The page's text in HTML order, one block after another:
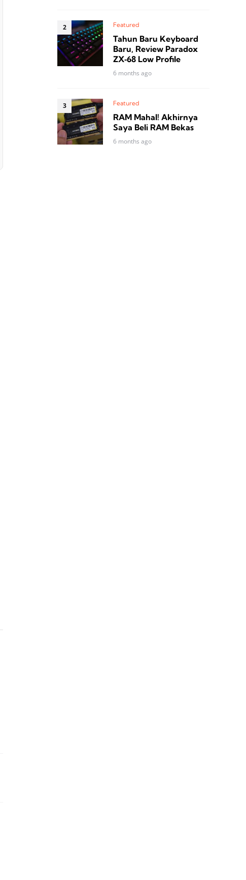
Featured
Tahun Baru Keyboard
Baru, Review Paradox
ZX‑68 Low Profile
6 months ago
Featured
RAM Mahal! Akhirnya
Saya Beli RAM Bekas
6 months ago